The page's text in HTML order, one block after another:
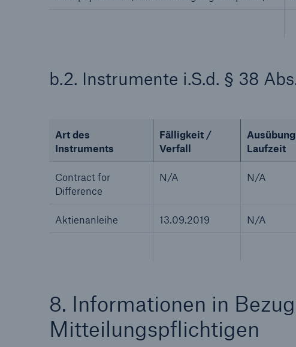
b.2. Instrumente i.S.d. § 38
Art des
Instruments
Fälligkeit /
Verfall
Laufzeit
Contract for
Difference
N/A N/A
Aktienanleihe 13.09.2019 N/A
8. Informationen in
Mitteilungspflichtigen